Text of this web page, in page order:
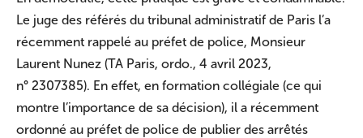
Le juge des référés du tribunal administratif de Paris l’a
récemment rappelé au préfet de police, Monsieur
Laurent Nunez (TA Paris, ordo., 4 avril 2023,
n° 2307385). En effet, en formation collégiale (ce qui
montre l’importance de sa décision), il a récemment
ordonné au préfet de police de publier des arrêtés